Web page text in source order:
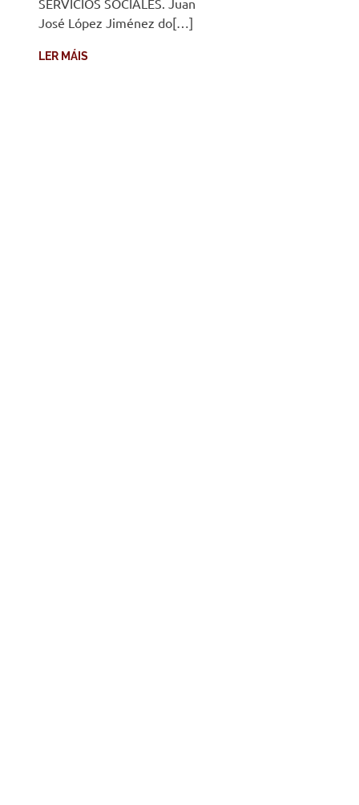
José López Jiménez do[…]
LER MÁIS